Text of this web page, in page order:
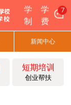
学
制
学
费
7
新闻中心
短期培训
创业帮扶